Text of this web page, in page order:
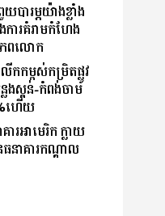
យបារម្ភយ៉ាងខ្លាំង
ារគំរាមកំហែង
ពលោក
កកម្ពស់កម្រិតផ្លូវ
ងស្គន់-កំពង់ចាម
ហើយ
ារអាមេរិក ក្លាយ
ធនាគារកណ្ដាល